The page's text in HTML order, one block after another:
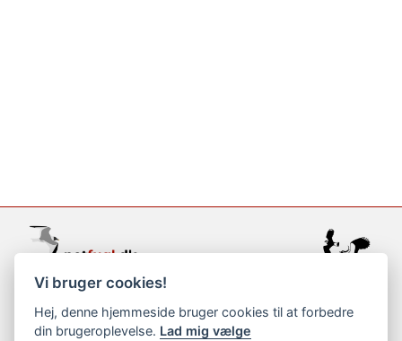
support@netfugl.dk
copyright © 2002-2023
Vi bruger cookies!
Hej, denne hjemmeside bruger cookies til at forbedre
din brugeroplevelse. Lad mig vælge